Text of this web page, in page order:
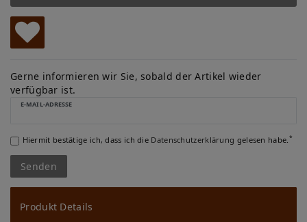
W
u
ns
ch
lis
te
Gerne informieren wir Sie, sobald der Artikel wieder
verfügbar ist.
E-MAIL-ADRESSE
Hiermit bestätige ich, dass ich die Daten­schutz­erklärung gelesen habe.*
Senden
Produkt Details